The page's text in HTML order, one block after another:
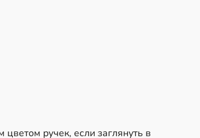
ручек, если заглянуть в